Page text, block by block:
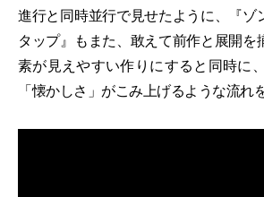
進行と同時並行で見せたように、『ゾ
タップ』もまた、敢えて前作と展開を
素が見えやすい作りにすると同時に
「懐かしさ」がこみ上げるような流れ